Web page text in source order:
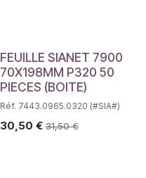
FEUILLE SIANET 7900
70X198MM P320 50
PIECES (BOITE)
Réf. 7443.0965.0320 (#SIA#)
30,50 € 31,50€